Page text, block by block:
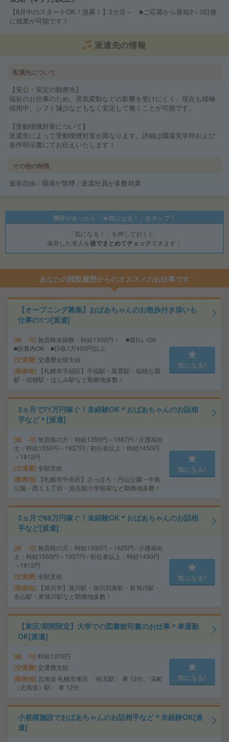
【8月中のスタートOK！急募！】2カ月～ ■ご応募から最短2～3日後
に就業が可能です！
派遣先の情報
配属先について
【安心・安定の勤務先】
福祉のお仕事のため、景気変動などの影響を受けにくく、現在も積極
採用中。シフト減少などもなく安定して働くことが可能です。
【受動喫煙対策について】
派遣先によって受動喫煙対策が異なります。詳細は職場見学時および
条件明示書にてお伝えいたします！
その他の特徴
服装自由 / 職場が禁煙 / 派遣社員が多数就業
興味があったら「★気になる！」をタップ！
「気になる！」を押しておくと、
保存した求人を後でまとめてチェックできます！
あなたの閲覧履歴からのオススメのお仕事です
【オープニング募集】おばあちゃんのお散歩付き添いも
仕事の1つ[派遣]
給 与 無資格未経験：時給1300円～ ■週払いOK
■扶養内OK ■日収1万400円以上
交通費 交通費全額支給
勤務地
【札幌市手稲区】手稲駅・星置駅・稲積公園
駅・稲穂駅・ほしみ駅など勤務地多数！
気になる!
3ヵ月で71万円稼ぐ！未経験OK＊おばあちゃんのお話相
手など＊[派遣]
給 与 無資格の方：時給1350円～1687円 / 介護福祉
士：時給1550円～1937円 / 初任者以上：時給1450円
～1812円
交通費 全額支給
勤務地
【札幌市中央区】さっぽろ・円山公園・中島
公園・西１１丁目・資生館小学校前など勤務地多数！
気になる!
3ヵ月で68万円稼ぐ！未経験OK＊おばあちゃんのお話相
手など[派遣]
給 与 無資格の方：時給1300円～1625円 / 介護福祉
士：時給1550円～1937円 / 初任者以上：時給1450円
～1812円
交通費 全額支給
勤務地
【旭川市】旭川駅・旭川四条駅・新旭川駅・
永山駅・東旭川駅など勤務地多数！
気になる!
【東区/期間限定】大学での図書館司書のお仕事＊車通勤
OK[派遣]
給 与 時給1370円
交通費 交通費支給
勤務地 北海道 札幌市東区 「拓北駅」 車 12分,「栄町
（北海道）駅」 車 12分
気になる!
小規模施設でおばあちゃんのお話相手など＊未経験OK[派
遣]